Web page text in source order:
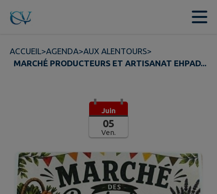
Contenu
ACCUEIL>AGENDA>AUX ALENTOURS>
MARCHÉ PRODUCTEURS ET ARTISANAT EHPAD...
Juin
05
Ven.